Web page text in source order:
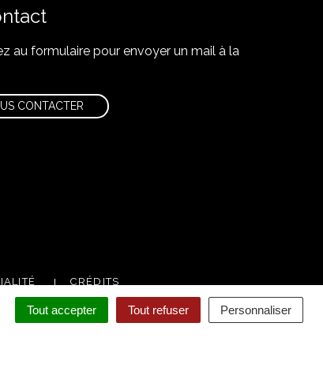
Tout accepter Tout refuser Personnaliser
au formulaire pour envoyer un mail à la
CONTACTER
CRÉDITS